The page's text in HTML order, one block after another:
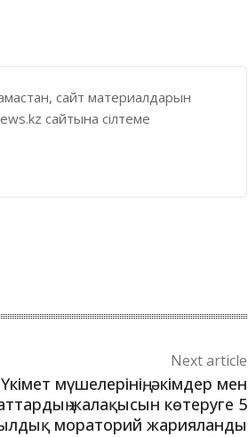
сайт материалдарын
сайтына сілтеме
Next article
Үкімет мүшелерінің, әкімдер мен
жалақысын көтеруге 5
мораторий жарияланды